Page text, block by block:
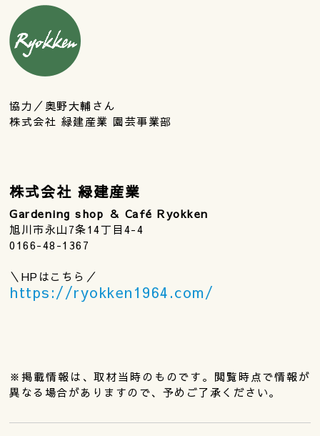
協力／奥野大輔さん
株式会社 緑建産業 園芸事業部
株式会社 緑建産業
Gardening shop ＆ Café Ryokken
旭川市永山7条14丁目4-4
0166-48-1367
＼HPはこちら／
https://ryokken1964.com/
※掲載情報は、取材当時のものです。閲覧時点で情報が
異なる場合がありますので、予めご了承ください。